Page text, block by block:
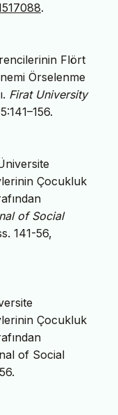
.
Flört
Örselenme
Firat University
Çocukluk
of Social
141-56,
Çocukluk
of Social